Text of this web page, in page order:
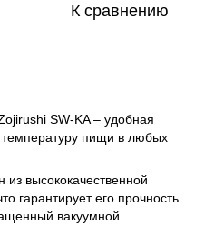
К сравнению
SW-KA – удобная
температуру пищи в любых
из высококачественной
гарантирует его прочность
вакуумной